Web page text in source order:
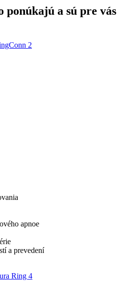
ponúkajú a sú pre vás
apnoe
a prevedení